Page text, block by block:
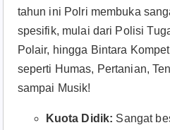
tahun ini Polri membuka
spesifik, mulai dari Polisi
Polair, hingga Bintara
seperti Humas, Pertanian,
sampai Musik!
Kuota Didik: Sangat